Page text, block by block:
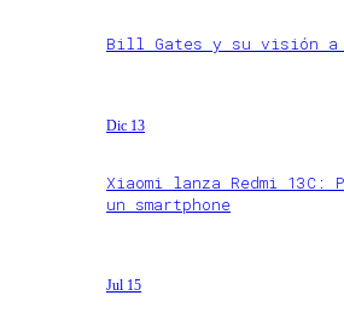
Bill Gates y su visión
Dic 13
Xiaomi lanza Redmi
un smartphone
Jul 15